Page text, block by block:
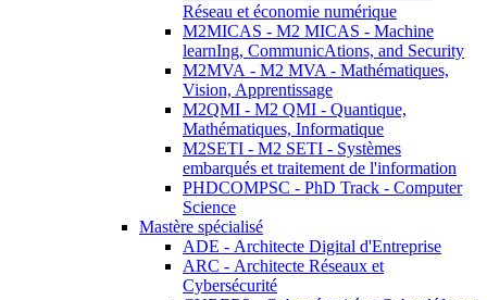
Réseau et économie numérique
M2MICAS - M2 MICAS - Machine
learnIng, CommunicAtions, and Security
M2MVA - M2 MVA - Mathématiques,
Vision, Apprentissage
M2QMI - M2 QMI - Quantique,
Mathématiques, Informatique
M2SETI - M2 SETI - Systèmes
embarqués et traitement de l'information
PHDCOMPSC - PhD Track - Computer
Science
Mastère spécialisé
ADE - Architecte Digital d'Entreprise
ARC - Architecte Réseaux et
Cybersécurité